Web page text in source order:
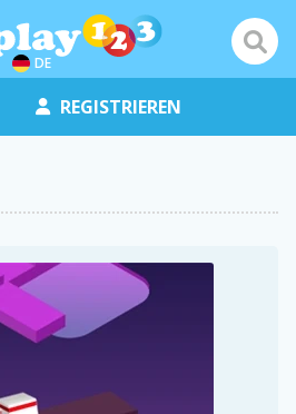
DE
REGISTRIEREN